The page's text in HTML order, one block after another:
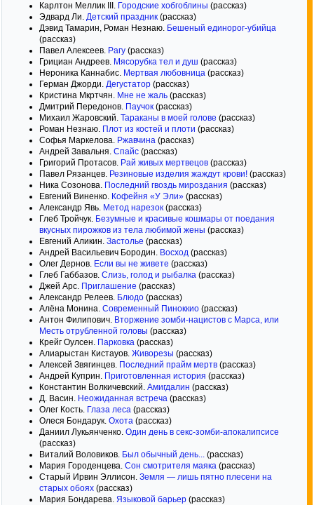
Карлтон Меллик III. Городские хобгоблины (рассказ)
Эдвард Ли. Детский праздник (рассказ)
Дэвид Тамарин, Роман Незнаю. Бешеный единорог-убийца
(рассказ)
Павел Алексеев. Рагу (рассказ)
Грициан Андреев. Мясорубка тел и душ (рассказ)
Нероника Каннабис. Мертвая любовница (рассказ)
Герман Джорди. Дегустатор (рассказ)
Кристина Мкртчян. Мне не жаль (рассказ)
Дмитрий Передонов. Паучок (рассказ)
Михаил Жаровский. Тараканы в моей голове (рассказ)
Роман Незнаю. Плот из костей и плоти (рассказ)
Софья Маркелова. Ржавчина (рассказ)
Андрей Завальня. Спайс (рассказ)
Григорий Протасов. Рай живых мертвецов (рассказ)
Павел Рязанцев. Резиновые изделия жаждут крови! (рассказ)
Ника Созонова. Последний гвоздь мироздания (рассказ)
Евгений Виненко. Кофейня «У Эли» (рассказ)
Александр Явь. Метод нарезок (рассказ)
Глеб Тройчук. Безумные и красивые кошмары от поедания
вкусных пирожков из тела любимой жены (рассказ)
Евгений Аликин. Застолье (рассказ)
Андрей Васильевич Бородин. Восход (рассказ)
Олег Дернов. Если вы не живете (рассказ)
Глеб Габбазов. Слизь, голод и рыбалка (рассказ)
Джей Арс. Приглашение (рассказ)
Александр Релеев. Блюдо (рассказ)
Алёна Монина. Современный Пиноккио (рассказ)
Антон Филипович. Вторжение зомби-нацистов с Марса, или
Месть отрубленной головы (рассказ)
Крейг Оулсен. Парковка (рассказ)
Алиарыстан Кистауов. Живорезы (рассказ)
Алексей Звягинцев. Последний прайм мертв (рассказ)
Андрей Куприн. Приготовленная история (рассказ)
Константин Волкичевский. Амигдалин (рассказ)
Д. Васин. Неожиданная встреча (рассказ)
Олег Кость. Глаза леса (рассказ)
Олеся Бондарук. Охота (рассказ)
Даниил Лукьянченко. Один день в секс-зомби-апокалипсисе
(рассказ)
Виталий Воловиков. Был обычный день... (рассказ)
Мария Городенцева. Сон смотрителя маяка (рассказ)
Старый Ирвин Эллисон. Земля — лишь пятно плесени на
старых обоях (рассказ)
Мария Бондарева. Языковой барьер (рассказ)